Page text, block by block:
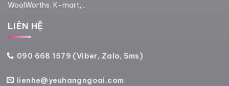
WoolWorths, K-mart,...
LIÊN HỆ
090 668 1579 (Viber, Zalo, Sms)
lienhe@yeuhangngoai.com